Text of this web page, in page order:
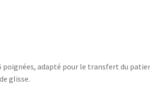
poignées, adapté pour le transfert du
glisse.